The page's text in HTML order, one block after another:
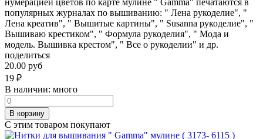
популярных журналах по вышиванию: " Лена рукоделие", "
Лена креатив", " Вышитые картины", " Susanna рукоделие", "
Вышиваю крестиком", " Формула рукоделия", " Мода и
модель. Вышивка крестом", " Все о рукоделии" и др.
поделиться
20.00 руб
19 ₽
В наличии: много
В корзину
С этим товаром покупают